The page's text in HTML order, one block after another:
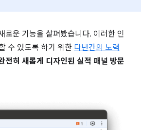
로운 기능을 살펴봤습니다. 이러한 인
수 있도록 하기 위한 다년간의 노력
히 새롭게 디자인된 실적 패널 방문